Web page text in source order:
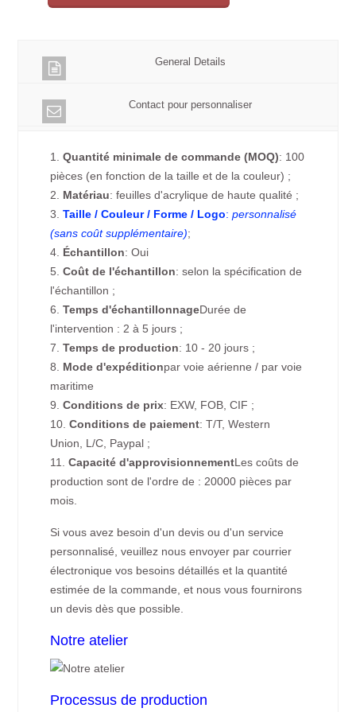
General Details
Contact pour personnaliser
1.Quantité minimale de commande (MOQ): 100
pièces (en fonction de la taille et de la couleur) ;
2. Matériau: feuilles d'acrylique de haute qualité ;
3.Taille / Couleur / Forme / Logo:personnalisé
(sans coût supplémentaire);
4. Échantillon: Oui
5.Coût de l'échantillon: selon la spécification de
l'échantillon ;
6.Temps d'échantillonnageDurée de
l'intervention : 2 à 5 jours ;
7.Temps de production: 10 - 20 jours ;
8. Mode d'expéditionpar voie aérienne / par voie
maritime
9.Conditions de prix: EXW, FOB, CIF ;
10.Conditions de paiement: T/T, Western
Union, L/C, Paypal ;
11.Capacité d'approvisionnementLes coûts de
production sont de l'ordre de : 20000 pièces par
mois.
Si vous avez besoin d'un devis ou d'un service
personnalisé, veuillez nous envoyer par courrier
électronique vos besoins détaillés et la quantité
estimée de la commande, et nous vous fournirons
un devis dès que possible.
Notre atelier
Processus de production